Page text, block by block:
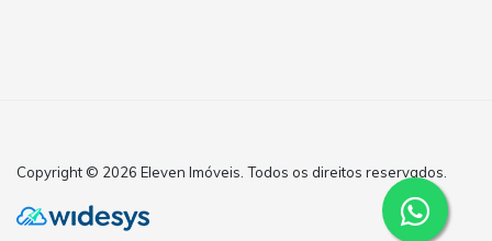
Copyright © 2026 Eleven Imóveis. Todos os direitos reservados.